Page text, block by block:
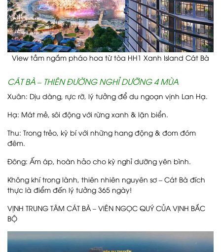
View tầm ngắm pháo hoa từ tòa HH1 Xanh Island Cát Bà
CÁT BÀ – THIÊN ĐƯỜNG NGHỈ DƯỠNG 4 MÙA
Xuân: Dịu dàng, rực rỡ, lý tưởng để du ngoạn vịnh Lan Hạ.
Hạ: Mát mẻ, sôi động với rừng xanh & lặn biển.
Thu: Trong trẻo, kỳ bí với những hang động & đom đóm
đêm.
Đông: Ấm áp, hoàn hảo cho kỳ nghỉ dưỡng yên bình.
Không khí trong lành, thiên nhiên nguyên sơ – Cát Bà đích
thực là điểm đến lý tưởng 365 ngày!
VỊNH TRUNG TÂM CÁT BÀ – VIÊN NGỌC QUÝ CỦA VỊNH BẮC
BỘ